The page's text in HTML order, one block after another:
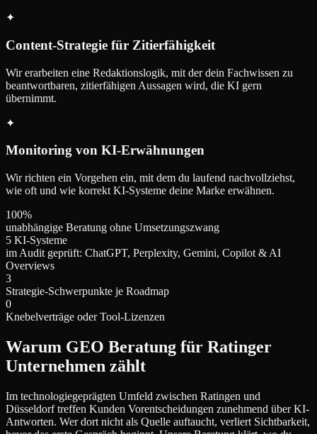
✦
Content-Strategie für Zitierfähigkeit
Wir erarbeiten eine Redaktionslogik, mit der dein Fachwissen zu
beantwortbaren, zitierfähigen Aussagen wird, die KI gern
übernimmt.
✦
Monitoring von KI-Erwähnungen
Wir richten ein Vorgehen ein, mit dem du laufend nachvollziehst,
wie oft und wie korrekt KI-Systeme deine Marke erwähnen.
100%
unabhängige Beratung ohne Umsetzungszwang
5 KI-Systeme
im Audit geprüft: ChatGPT, Perplexity, Gemini, Copilot & AI
Overviews
3
Strategie-Schwerpunkte je Roadmap
0
Knebelverträge oder Tool-Lizenzen
Warum GEO Beratung für Ratinger
Unternehmen zählt
Im technologiegeprägten Umfeld zwischen Ratingen und
Düsseldorf treffen Kunden Vorentscheidungen zunehmend über KI-
Antworten. Wer dort nicht als Quelle auftaucht, verliert Sichtbarkeit,